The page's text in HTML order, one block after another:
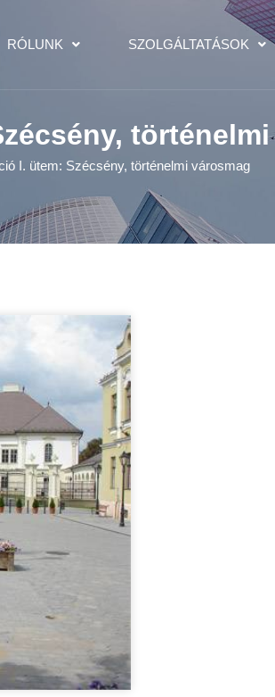
RÓLUNK SZOLGÁLTATÁSOK
I. ütem: Szécsény, történelmi városmag